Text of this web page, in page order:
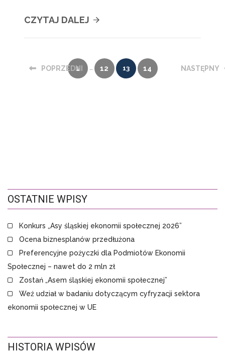
CZYTAJ DALEJ
POPRZEDNI
1 … 12 13 14 NASTĘPNY
OSTATNIE WPISY
Konkurs „Asy śląskiej ekonomii społecznej 2026”
Ocena biznesplanów przedłużona
Preferencyjne pożyczki dla Podmiotów Ekonomii
Społecznej – nawet do 2 mln zł
Zostań „Asem śląskiej ekonomii społecznej”
Weź udział w badaniu dotyczącym cyfryzacji sektora
ekonomii społecznej w UE
HISTORIA WPISÓW